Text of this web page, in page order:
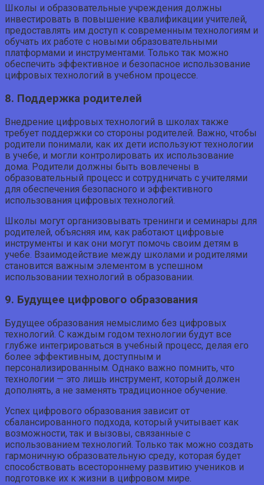
Школы и образовательные учреждения должны
инвестировать в повышение квалификации учителей,
предоставлять им доступ к современным технологиям и
обучать их работе с новыми образовательными
платформами и инструментами. Только так можно
обеспечить эффективное и безопасное использование
цифровых технологий в учебном процессе.
8. Поддержка родителей
Внедрение цифровых технологий в школах также
требует поддержки со стороны родителей. Важно, чтобы
родители понимали, как их дети используют технологии
в учебе, и могли контролировать их использование
дома. Родители должны быть вовлечены в
образовательный процесс и сотрудничать с учителями
для обеспечения безопасного и эффективного
использования цифровых технологий.
Школы могут организовывать тренинги и семинары для
родителей, объясняя им, как работают цифровые
инструменты и как они могут помочь своим детям в
учебе. Взаимодействие между школами и родителями
становится важным элементом в успешном
использовании технологий в образовании.
9. Будущее цифрового образования
Будущее образования немыслимо без цифровых
технологий. С каждым годом технологии будут все
глубже интегрироваться в учебный процесс, делая его
более эффективным, доступным и
персонализированным. Однако важно помнить, что
технологии — это лишь инструмент, который должен
дополнять, а не заменять традиционное обучение.
Успех цифрового образования зависит от
сбалансированного подхода, который учитывает как
возможности, так и вызовы, связанные с
использованием технологий. Только так можно создать
гармоничную образовательную среду, которая будет
способствовать всестороннему развитию учеников и
подготовке их к жизни в цифровом мире.